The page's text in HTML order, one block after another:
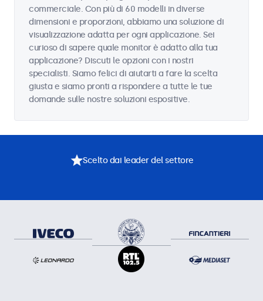
commerciale. Con più di 60 modelli in diverse
dimensioni e proporzioni, abbiamo una soluzione di
visualizzazione adatta per ogni applicazione. Sei
curioso di sapere quale monitor è adatto alla tua
applicazione? Discuti le opzioni con i nostri
specialisti. Siamo felici di aiutarti a fare la scelta
giusta e siamo pronti a rispondere a tutte le tue
domande sulle nostre soluzioni espositive.
Scelto dai leader del settore